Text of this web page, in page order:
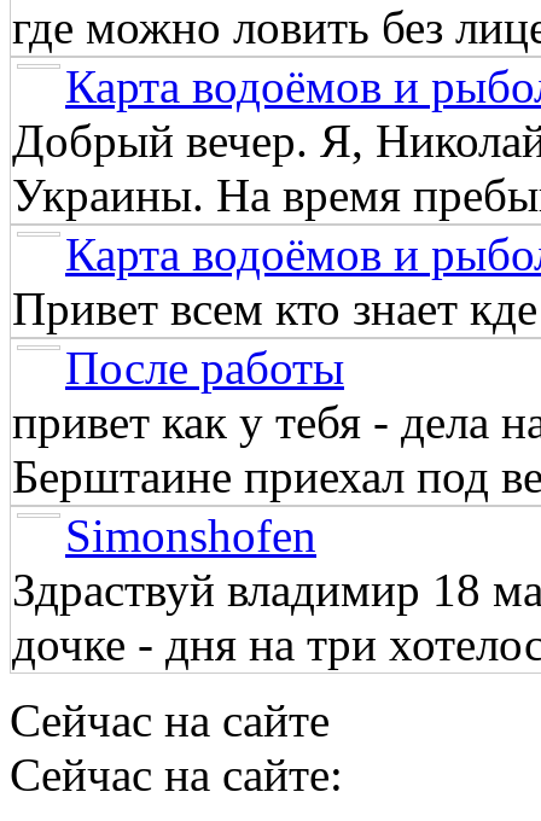
где можно ловить без
Карта водоёмов и
Добрый вечер. Я,
Украины. На время
Карта водоёмов и
Привет всем кто знает
После работы
привет как у тебя - дела
Берштаине приехал под
Simonshofen
Здраствуй владимир 18
дочке - дня на три
Сейчас на сайте
Сейчас на сайте: